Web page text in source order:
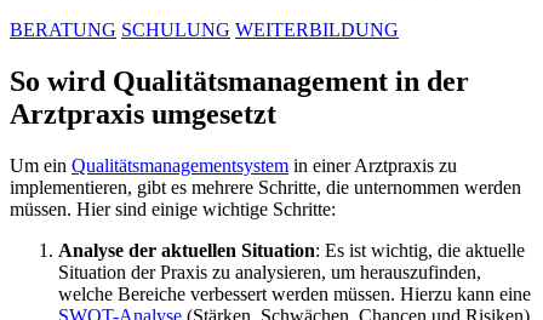
BERATUNG SCHULUNG WEITERBILDUNG
So wird Qualitätsmanagement in der
Arztpraxis umgesetzt
Um ein Qualitätsmanagementsystem in einer Arztpraxis zu
implementieren, gibt es mehrere Schritte, die unternommen werden
müssen. Hier sind einige wichtige Schritte:
Analyse der aktuellen Situation: Es ist wichtig, die aktuelle
Situation der Praxis zu analysieren, um herauszufinden,
welche Bereiche verbessert werden müssen. Hierzu kann eine
SWOT-Analyse (Stärken, Schwächen, Chancen und Risiken)